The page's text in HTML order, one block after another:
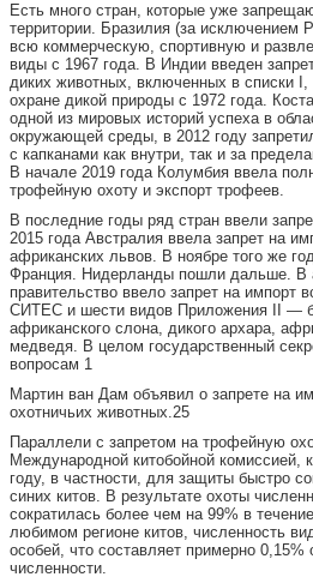
Есть много стран, которые уже
территории. Бразилия (за исключением
всю коммерческую, спортивную и
виды с 1967 года. В Индии введен
диких животных, включенных в списки
охране дикой природы с 1972 года.
одной из мировых историй успеха в
окружающей среды, в 2012 году
с капканами как внутри, так и за
В начале 2019 года Колумбия ввела
трофейную охоту и экспорт трофеев.
В последние годы ряд стран ввели
2015 года Австралия ввела запрет на
африканских львов. В ноябре того же
Франция. Нидерланды пошли дальше. В
правительство ввело запрет на импорт
СИТЕС и шести видов Приложения II —
африканского слона, дикого архара,
медведя. В целом государственный
вопросам 1
Мартин ван Дам объявил о запрете на
охотничьих животных.25
Параллели с запретом на трофейную
Международной китобойной комиссией,
году, в частности, для защиты быстро
синих китов. В результате охоты
сократилась более чем на 99% в
любимом регионе китов, численность
особей, что составляет примерно 0,15%
численности.